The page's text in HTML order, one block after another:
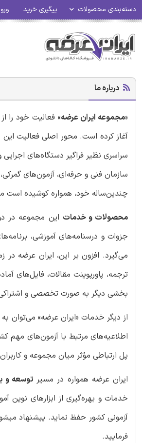
دسته‌بندی محصولات پیگیری خرید
درباره ما
«مجموعه ایران عرضه
آغاز کرده است. محور اصلی فعالیت
سراسری نظیر فراگیر دستگاه‌های
سازمان فنی و حرفه‌ای، آزمون‌های
چندین‌ساله خود، همواره کوشیده است
محصولات و خدمات این مجموعه در
جزوات و درسنامه‌های آموزشی،
می‌گیرد. افزون بر این، ایران عرضه
ترجمه، پاورپوینت مقالات، فایل‌های
بخشی دیگر به صورت تخصصی و اشتراکی
از دیگر خدمات «ایران عرضه» می‌توان
اطلاعیه‌های مرتبط با آزمون‌های مهم
پل ارتباطی مؤثر میان مجموعه و
ایران عرضه همواره در مسیرتوسعه و
خدمات و بهره‌گیری از ابزارهای نوین
آزمونی کشور حفظ نماید. پیشنهاد
فرمایید.